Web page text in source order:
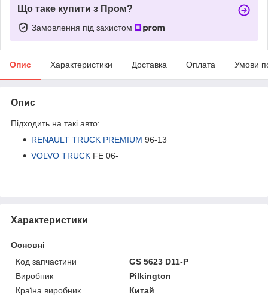
Що таке купити з Пром?
Замовлення під захистом
Опис Характеристики Доставка Оплата Умови
Опис
Підходить на такі авто:
RENAULT TRUCK PREMIUM 96-13
VOLVO TRUCK FE 06-
Характеристики
Основні
Код запчастини
GS 5623 D11-P
Виробник
Pilkington
Країна виробник
Китай